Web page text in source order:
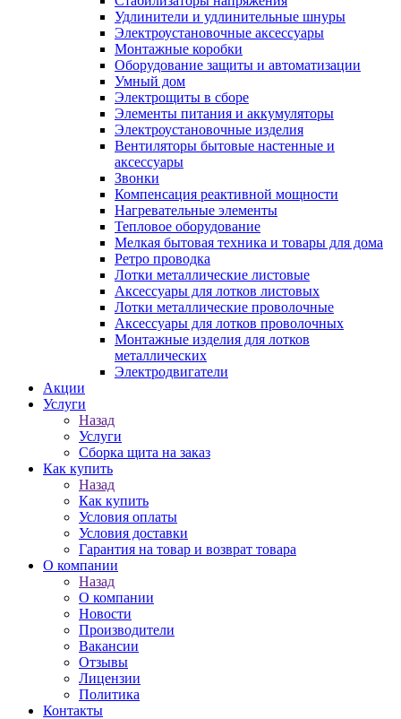
Удлинители и удлинительные шнуры
Электроустановочные аксессуары
Монтажные коробки
Оборудование защиты и автоматизации
Умный дом
Электрощиты в сборе
Элементы питания и аккумуляторы
Электроустановочные изделия
Вентиляторы бытовые настенные и
аксессуары
Звонки
Компенсация реактивной мощности
Нагревательные элементы
Тепловое оборудование
Мелкая бытовая техника и товары для дома
Ретро проводка
Лотки металлические листовые
Аксессуары для лотков листовых
Лотки металлические проволочные
Аксессуары для лотков проволочных
Монтажные изделия для лотков
металлических
Электродвигатели
Акции
Услуги
Назад
Услуги
Сборка щита на заказ
Как купить
Назад
Как купить
Условия оплаты
Условия доставки
Гарантия на товар и возврат товара
О компании
Назад
О компании
Новости
Производители
Вакансии
Отзывы
Лицензии
Политика
Контакты